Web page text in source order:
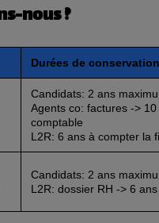
nous ?
Durées de conservation
Candidats: 2 ans
Agents co: factures ->
comptable
L2R: 6 ans à compter la
Candidats: 2 ans
L2R: dossier RH -> 6